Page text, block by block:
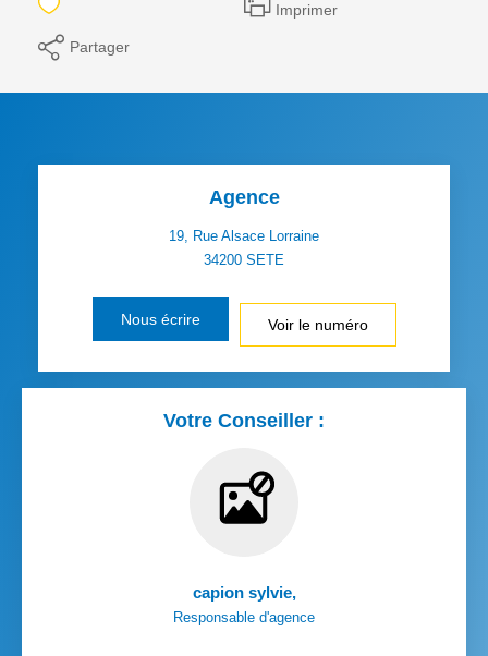
Imprimer
Partager
Agence
19, Rue Alsace Lorraine
34200 SETE
Nous écrire Voir le numéro
Votre Conseiller :
capion sylvie,
Responsable d'agence